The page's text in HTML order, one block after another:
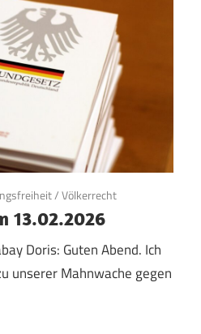
/Völkerrecht
13.02.2026
Doris: Guten Abend. Ich
unserer Mahnwache gegen